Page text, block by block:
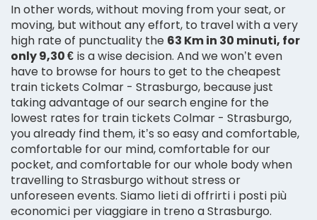
In other words, without moving from your seat, or
moving, but without any effort, to travel with a very
high rate of punctuality the 63 Km in 30 minuti, for
only 9,30 € is a wise decision. And we won’t even
have to browse for hours to get to the cheapest
train tickets Colmar - Strasburgo, because just
taking advantage of our search engine for the
lowest rates for train tickets Colmar - Strasburgo,
you already find them, it’s so easy and comfortable,
comfortable for our mind, comfortable for our
pocket, and comfortable for our whole body when
travelling to Strasburgo without stress or
unforeseen events. Siamo lieti di offrirti i posti più
economici per viaggiare in treno a Strasburgo.